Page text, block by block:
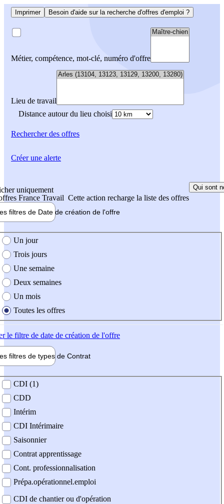
Imprimer Besoin d'aide sur la recherche d'offres d'emploi ?
Métier, compétence, mot-clé, numéro d'offre
Lieu de travail
Distance autour du lieu choisi
Rechercherdes offres
uniquement
France Travail Cette action recharge la liste des offres
Qui sont
filtres de Date de création de l'offre
création de l'offre
Un jour
Trois jours
Une semaine
Deux semaines
Un mois
Toutes les offres
le filtre de date de création de l'offre
filtres de types de Contrat
contrat
CDI (1)
CDD
Intérim
CDI Intérimaire
Saisonnier
Contrat apprentissage
Cont. professionnalisation
Prépa.opérationnel.emploi
CDI de chantier ou d'opération
Créer une alerte